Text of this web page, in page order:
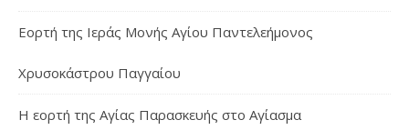
Εορτή της Ιεράς Μονής Αγίου Παντελεήμονος
Χρυσοκάστρου Παγγαίου
Η εορτή της Αγίας Παρασκευής στο Αγίασμα